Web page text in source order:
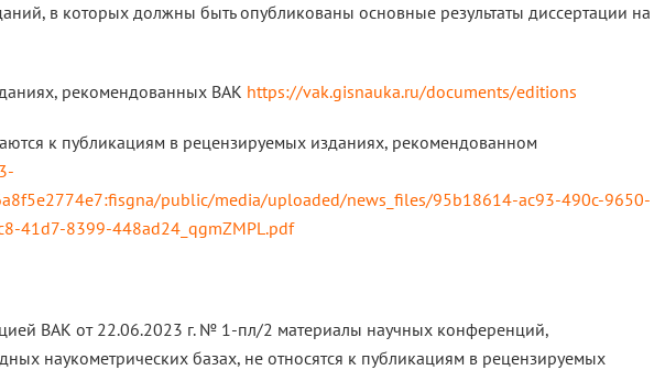
в которых должны быть опубликованы основные результаты диссертации на
рекомендованных ВАК https://vak.gisnauka.ru/documents/editions
к публикациям в рецензируемых изданиях, рекомендованном
public/media/uploaded/news_files/95b18614-ac93-490c-9650-
41d7-8399-448ad24_qgmZMPL.pdf
ВАК от 22.06.2023 г. № 1-пл/2 материалы научных конференций,
наукометрических базах, не относятся к публикациям в рецензируемых